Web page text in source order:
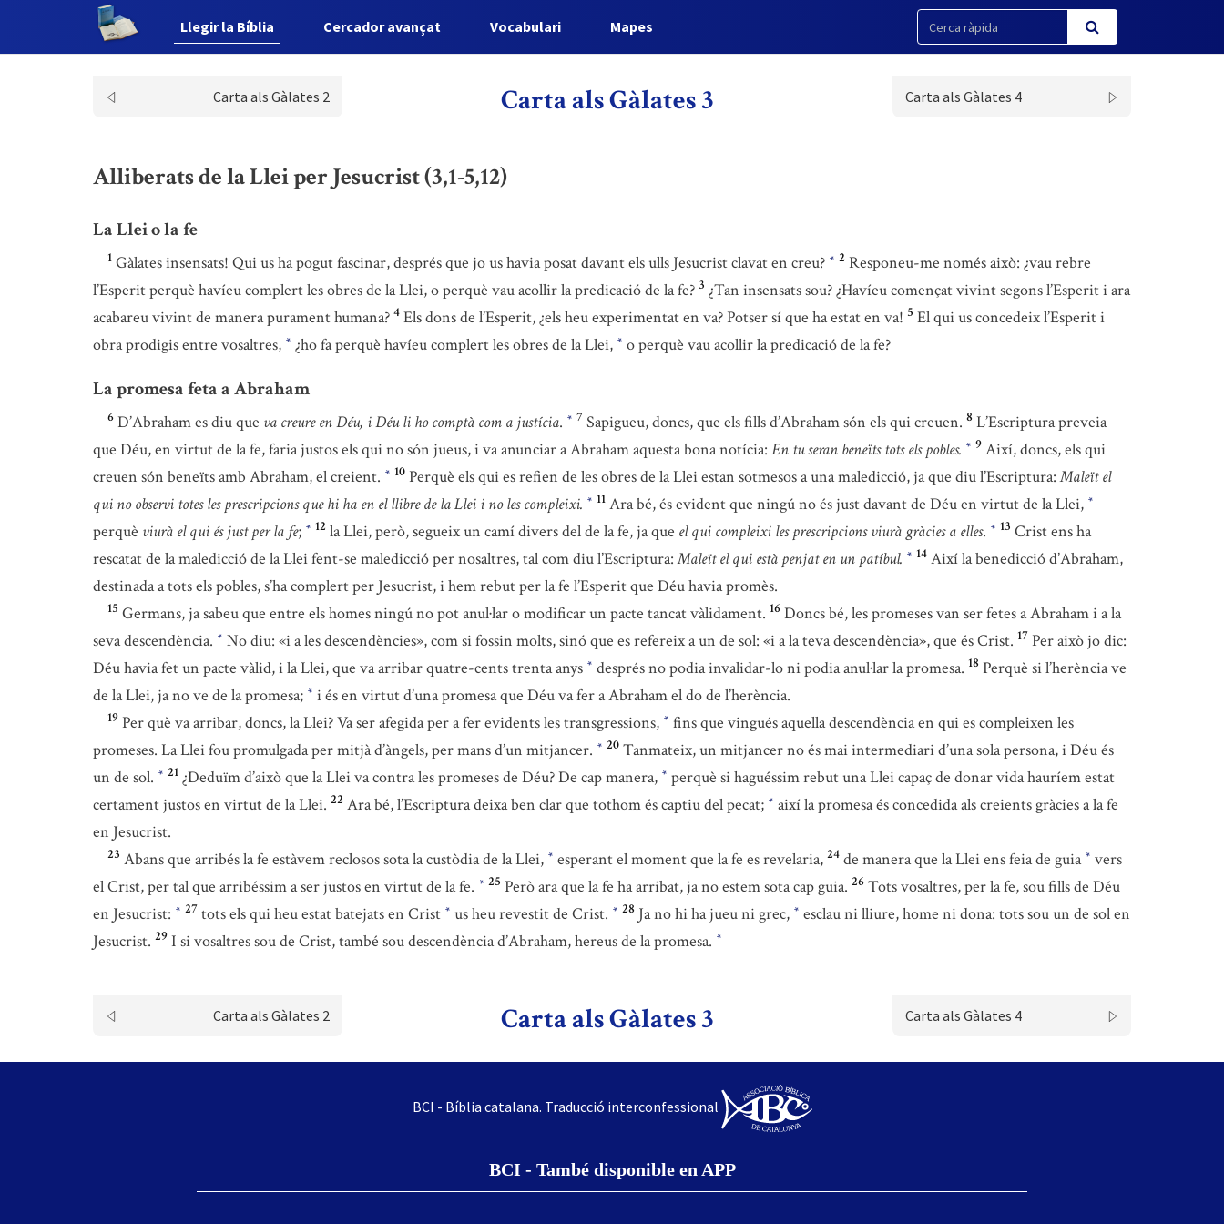
Llegir la Bíblia Cercador avançat Vocabulari Mapes
Carta als Gàlates 2 Carta als Gàlates 3 Carta als Gàlates 4
Alliberats de la Llei per Jesucrist (3,1-5,12)
La Llei o la fe
1 Gàlates insensats! Qui us ha pogut fascinar, després que jo us havia posat davant els ulls Jesucrist clavat en creu? * 2 Responeu-me només això: ¿vau rebre
l’Esperit perquè havíeu complert les obres de la Llei, o perquè vau acollir la predicació de la fe? 3 ¿Tan insensats sou? ¿Havíeu començat vivint segons l’Esperit i ara
acabareu vivint de manera purament humana? 4 Els dons de l’Esperit, ¿els heu experimentat en va? Potser sí que ha estat en va! 5 El qui us concedeix l’Esperit i
obra prodigis entre vosaltres, * ¿ho fa perquè havíeu complert les obres de la Llei, * o perquè vau acollir la predicació de la fe?
La promesa feta a Abraham
6 D’Abraham es diu que va creure en Déu, i Déu li ho comptà com a justícia. * 7 Sapigueu, doncs, que els fills d’Abraham són els qui creuen. 8 L’Escriptura preveia
que Déu, en virtut de la fe, faria justos els qui no són jueus, i va anunciar a Abraham aquesta bona notícia: En tu seran beneïts tots els pobles. * 9 Així, doncs, els qui
creuen són beneïts amb Abraham, el creient. * 10 Perquè els qui es refien de les obres de la Llei estan sotmesos a una maledicció, ja que diu l’Escriptura:Maleït el
qui no observi totes les prescripcions que hi ha en el llibre de la Llei i no les compleixi. * 11 Ara bé, és evident que ningú no és just davant de Déu en virtut de la Llei, *
perquè viurà el qui és just per la fe; * 12 la Llei, però, segueix un camí divers del de la fe, ja que el qui compleixi les prescripcions viurà gràcies a elles. * 13 Crist ens ha
rescatat de la maledicció de la Llei fent-se maledicció per nosaltres, tal com diu l’Escriptura:Maleït el qui està penjat en un patíbul. * 14 Així la benedicció d’Abraham,
destinada a tots els pobles, s’ha complert per Jesucrist, i hem rebut per la fe l’Esperit que Déu havia promès.
15 Germans, ja sabeu que entre els homes ningú no pot anul·lar o modificar un pacte tancat vàlidament. 16 Doncs bé, les promeses van ser fetes a Abraham i a la
seva descendència. * No diu: «i a les descendències», com si fossin molts, sinó que es refereix a un de sol: «i a la teva descendència», que és Crist. 17 Per això jo dic:
Déu havia fet un pacte vàlid, i la Llei, que va arribar quatre-cents trenta anys * després no podia invalidar-lo ni podia anul·lar la promesa. 18 Perquè si l’herència ve
de la Llei, ja no ve de la promesa; * i és en virtut d’una promesa que Déu va fer a Abraham el do de l’herència.
19 Per què va arribar, doncs, la Llei? Va ser afegida per a fer evidents les transgressions, * fins que vingués aquella descendència en qui es compleixen les
promeses. La Llei fou promulgada per mitjà d’àngels, per mans d’un mitjancer. * 20 Tanmateix, un mitjancer no és mai intermediari d’una sola persona, i Déu és
un de sol. * 21 ¿Deduïm d’això que la Llei va contra les promeses de Déu? De cap manera, * perquè si haguéssim rebut una Llei capaç de donar vida hauríem estat
certament justos en virtut de la Llei. 22 Ara bé, l’Escriptura deixa ben clar que tothom és captiu del pecat; * així la promesa és concedida als creients gràcies a la fe
en Jesucrist.
23 Abans que arribés la fe estàvem reclosos sota la custòdia de la Llei, * esperant el moment que la fe es revelaria, 24 de manera que la Llei ens feia de guia * vers
el Crist, per tal que arribéssim a ser justos en virtut de la fe. * 25 Però ara que la fe ha arribat, ja no estem sota cap guia. 26 Tots vosaltres, per la fe, sou fills de Déu
en Jesucrist: * 27 tots els qui heu estat batejats en Crist * us heu revestit de Crist. * 28 Ja no hi ha jueu ni grec, * esclau ni lliure, home ni dona: tots sou un de sol en
Jesucrist. 29 I si vosaltres sou de Crist, també sou descendència d’Abraham, hereus de la promesa. *
Carta als Gàlates 2 Carta als Gàlates 3 Carta als Gàlates 4
BCI - Bíblia catalana. Traducció interconfessional
BCI - També disponible en APP